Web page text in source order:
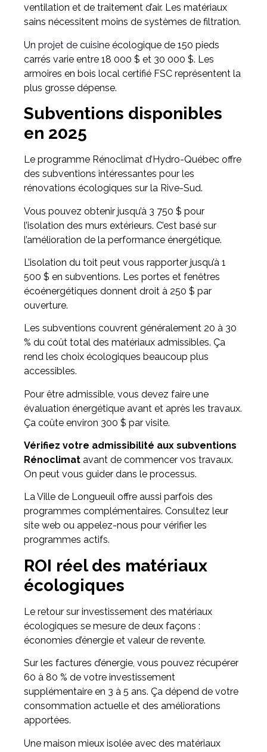
ventilation et de traitement d’air. Les matériaux
sains nécessitent moins de systèmes de filtration.
Un projet de cuisine écologique de 150 pieds
carrés varie entre 18 000 $ et 30 000 $. Les
armoires en bois local certifié FSC représentent la
plus grosse dépense.
Subventions disponibles
en 2025
Le programme Rénoclimat d’Hydro-Québec offre
des subventions intéressantes pour les
rénovations écologiques sur la Rive-Sud.
Vous pouvez obtenir jusqu’à 3 750 $ pour
l’isolation des murs extérieurs. C’est basé sur
l’amélioration de la performance énergétique.
L’isolation du toit peut vous rapporter jusqu’à 1
500 $ en subventions. Les portes et fenêtres
écoénergétiques donnent droit à 250 $ par
ouverture.
Les subventions couvrent généralement 20 à 30
% du coût total des matériaux admissibles. Ça
rend les choix écologiques beaucoup plus
accessibles.
Pour être admissible, vous devez faire une
évaluation énergétique avant et après les travaux.
Ça coûte environ 300 $ par visite.
Vérifiez votre admissibilité aux subventions
Rénoclimat avant de commencer vos travaux.
On peut vous guider dans le processus.
La Ville de Longueuil offre aussi parfois des
programmes complémentaires. Consultez leur
site web ou appelez-nous pour vérifier les
programmes actifs.
ROI réel des matériaux
écologiques
Le retour sur investissement des matériaux
écologiques se mesure de deux façons :
économies d’énergie et valeur de revente.
Sur les factures d’énergie, vous pouvez récupérer
60 à 80 % de votre investissement
supplémentaire en 3 à 5 ans. Ça dépend de votre
consommation actuelle et des améliorations
apportées.
Une maison mieux isolée avec des matériaux